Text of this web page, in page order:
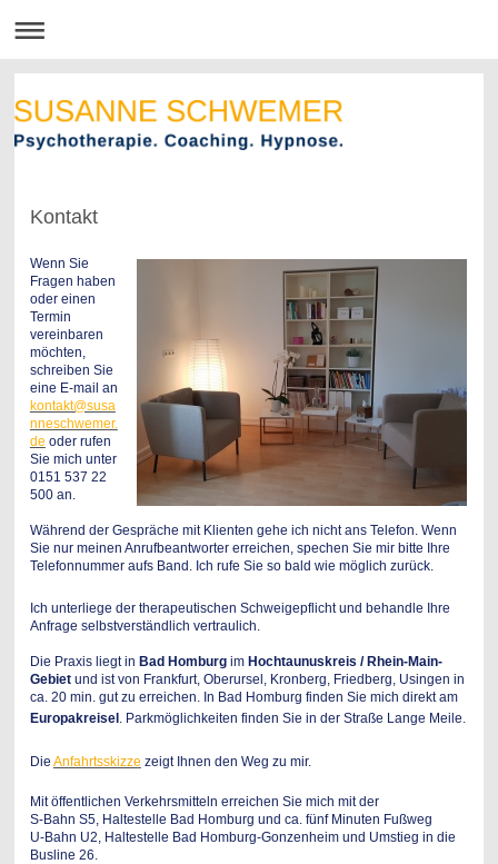
Kontakt
Wenn Sie
Fragen haben
oder einen
Termin
vereinbaren
möchten,
schreiben Sie
eine E-mail an
kontakt@susa
nneschwemer.
de oder rufen
Sie mich unter
0151 537 22
500 an.
Während der Gespräche mit Klienten gehe ich nicht ans Telefon. Wenn
Sie nur meinen Anrufbeantworter erreichen, spechen Sie mir bitte Ihre
Telefonnummer aufs Band. Ich rufe Sie so bald wie möglich zurück.
Ich unterliege der therapeutischen Schweigepflicht und behandle Ihre
Anfrage selbstverständlich vertraulich.
Die Praxis liegt in Bad Homburgim Hochtaunuskreis / Rhein-Main-
Gebietund ist von Frankfurt, Oberursel, Kronberg, Friedberg, Usingen in
ca. 20 min. gut zu erreichen. In Bad Homburg finden Sie mich direkt am
Europakreisel. Parkmöglichkeiten finden Sie in der Straße Lange Meile.
Die Anfahrtsskizze zeigt Ihnen den Weg zu mir.
Mit öffentlichen Verkehrsmitteln erreichen Sie mich mit der
S-Bahn S5, Haltestelle Bad Homburg und ca. fünf Minuten Fußweg
U-Bahn U2, Haltestelle Bad Homburg-Gonzenheim und Umstieg in die
Busline 26.